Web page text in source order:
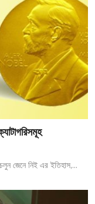
জেনে নিই এর ইতিহাস,...